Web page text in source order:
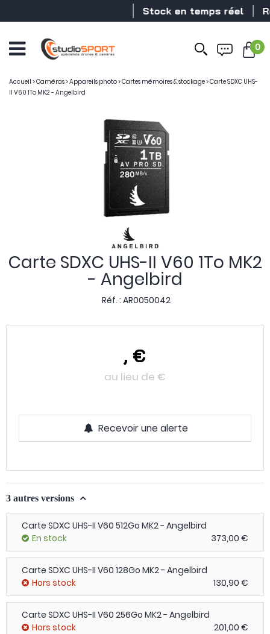
Stock en temps réel
0
Accueil >Caméras>Appareils photo>Cartes mémoires & stockage>Carte SDXC UHS-
II V60 1To MK2 - Angelbird
Carte SDXC UHS-II V60 1To MK2
- Angelbird
Réf. : AR0050042
, €
au lieu de €
Recevoir une alerte
3 autres versions
Carte SDXC UHS-II V60 512Go MK2 - Angelbird
En stock
373,00 €
Carte SDXC UHS-II V60 128Go MK2 - Angelbird
Hors stock
130,90 €
Carte SDXC UHS-II V60 256Go MK2 - Angelbird
Hors stock
201,00 €